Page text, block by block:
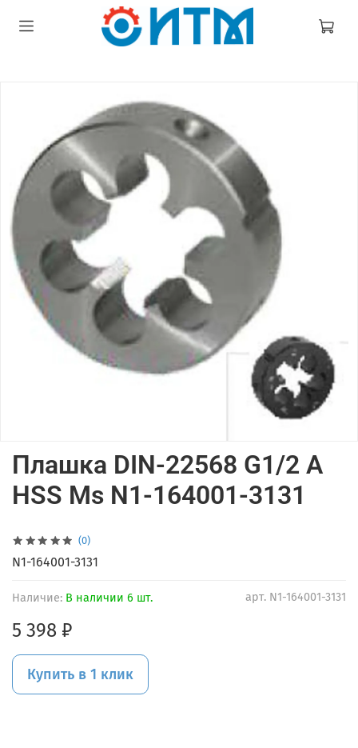
(0)
арт. N1-164001-3131
Наличие: В наличии 6 шт.
Плашка DIN-22568 G1/2 A
HSS Ms N1-164001-3131
5 398 ₽
Купить в 1 клик
N1-164001-3131